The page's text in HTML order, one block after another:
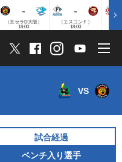
-
（京セラD大阪）
18:00
-
（エスコンＦ）
18:00
VS
試合経過
ベンチ入り選手